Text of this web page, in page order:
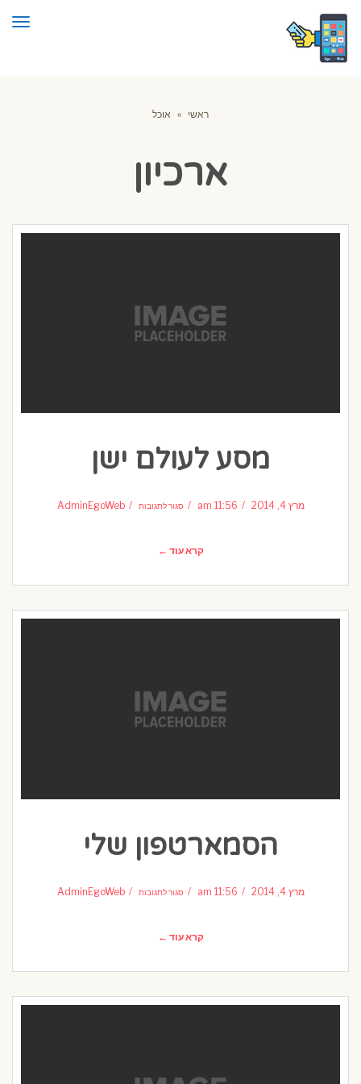
ראשי » אוכל
ארכיון
מסע לעולם ישן
מרץ 4, 2014 11:56 am סגור לתגובות מסע
לעולםAdminEgoWeb
קרא עוד ←
הסמארטפון שלי
מרץ 4, 2014 11:56 am סגור לתגובות הסמארטפון
שלי AdminEgoWeb
קרא עוד ←